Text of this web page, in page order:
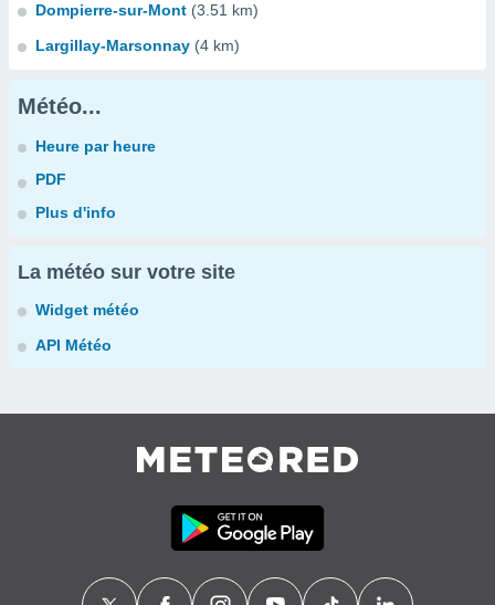
Dompierre-sur-Mont (3.51 km)
Largillay-Marsonnay (4 km)
Météo...
Heure par heure
PDF
Plus d'info
La météo sur votre site
Widget météo
API Météo